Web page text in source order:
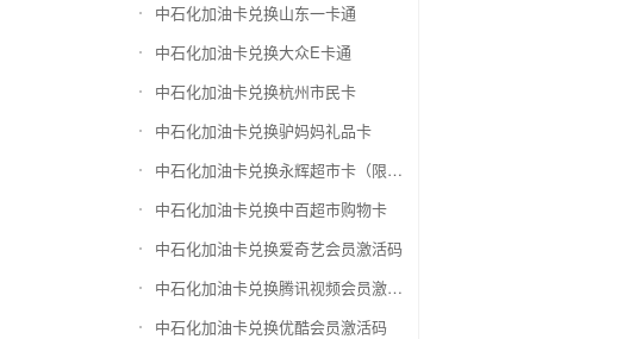
中石化加油卡兑换山东一卡通
中石化加油卡兑换大众E卡通
中石化加油卡兑换杭州市民卡
中石化加油卡兑换驴妈妈礼品卡
中石化加油卡兑换永辉超市卡（限实体卡）
中石化加油卡兑换中百超市购物卡
中石化加油卡兑换爱奇艺会员激活码
中石化加油卡兑换腾讯视频会员激活码
中石化加油卡兑换优酷会员激活码